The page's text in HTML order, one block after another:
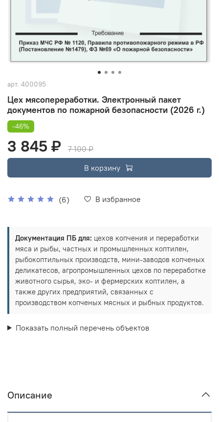
арт. 400095
Цех мясопереработки. Электронный пакет
документов по пожарной безопасности (2026 г.)
(6) В избранное
-46%
3 845 ₽
7 100 ₽
В корзину
Документация ПБ для: цехов копчения и переработки
мяса и рыбы, частных и промышленных коптилен,
рыбокоптильных производств, мини-заводов копченых
деликатесов, агропромышленных цехов по переработке
животного сырья, эко- и фермерских коптилен, а
также других предприятий, связанных с
производством копченых мясных и рыбных продуктов.
Показать полный перечень объектов
Описание